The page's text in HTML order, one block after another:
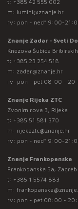
t: +385 42 555 002
m: lumini@znanje.hr
rv: pon - ned* 9:00-
Znanje Zadar - Sveti
Knezova Šubića
t: +385 23 254 518
m: zadar@znanje.hr
rv: pon - pet 08:00 -
Znanje Rijeka ZTC
Zvonimirova 3, Rijeka
t: +385 51 581 370
m: rijekaztc@znanje.hr
rv: pon - ned* 9:00-
Znanje Frankopanska
Frankopanska 5a, Zagreb
t: +385 1 5574 883
m:
rv: pon - pet 08:00 -